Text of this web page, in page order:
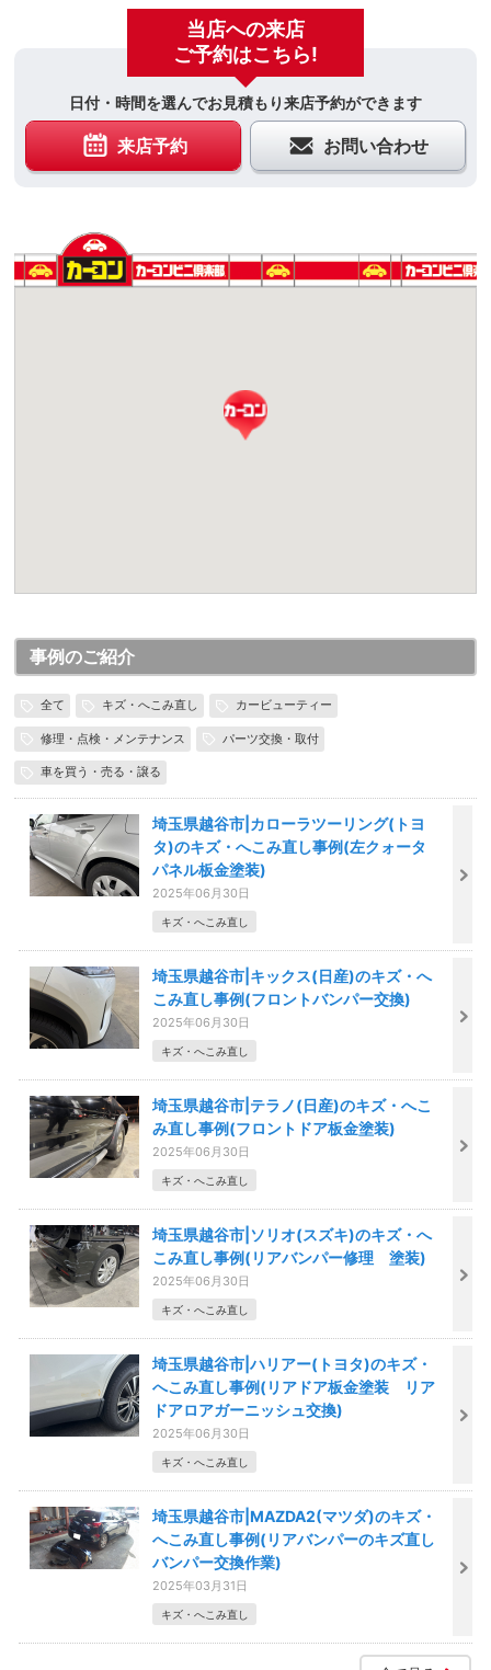
当店への来店
ご予約はこちら!
日付・時間を選んでお見積もり来店予約ができます
来店予約 お問い合わせ
事例のご紹介
全て キズ・へこみ直し カービューティー
修理・点検・メンテナンス パーツ交換・取付
車を買う・売る・譲る
埼玉県越谷市|カローラツーリング(トヨ
タ)のキズ・へこみ直し事例(左クォータ
パネル板金塗装)
2025年06月30日
キズ・へこみ直し
埼玉県越谷市|キックス(日産)のキズ・へ
こみ直し事例(フロントバンパー交換)
2025年06月30日
キズ・へこみ直し
埼玉県越谷市|テラノ(日産)のキズ・へこ
み直し事例(フロントドア板金塗装)
2025年06月30日
キズ・へこみ直し
埼玉県越谷市|ソリオ(スズキ)のキズ・へ
こみ直し事例(リアバンパー修理 塗装)
2025年06月30日
キズ・へこみ直し
埼玉県越谷市|ハリアー(トヨタ)のキズ・
へこみ直し事例(リアドア板金塗装 リア
ドアロアガーニッシュ交換)
2025年06月30日
キズ・へこみ直し
埼玉県越谷市|MAZDA2(マツダ)のキズ・
へこみ直し事例(リアバンパーのキズ直し
バンパー交換作業)
2025年03月31日
キズ・へこみ直し